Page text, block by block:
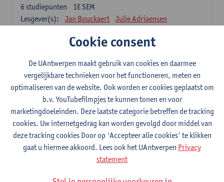
1E SEM
6 studiepunten
Lesgever(s):
Jan Bouckaert Julie Adriaensen
Domein 3. Bedrijfseconomie
Accountancy
1E/2E SEM
6studiepunten
Lesgever(s):
Tom Van Caneghem Christine Lippens
Domein 6. Kwantitatieve methoden
Beschrijvende statistiek en kansrekenen
2E SEM
3studiepunten
Stephan Van der Veeken
Cookie consent
De UAntwerpen maakt gebruik van cookies en daarmee
vergelijkbare technieken voor het functioneren, meten en
optimaliseren van de website. Ook worden er cookies geplaatst om
b.v. YouTubefilmpjes te kunnen tonen en voor
marketingdoeleinden. Deze laatste categorie betreffen de tracking
cookies. Uw internetgedrag kan worden gevolgd door middel van
deze tracking cookies Door op 'Accepteer alle cookies' te klikken
gaat u hiermee akkoord. Lees ook het UAntwerpen Privacy
statement